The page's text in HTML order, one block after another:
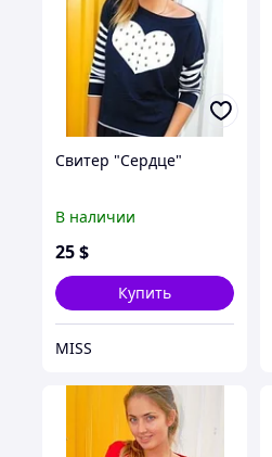
Свитер "Сердце"
В наличии
25$
Купить
MISS